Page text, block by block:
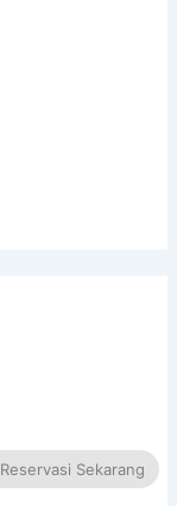
Reservasi Sekarang